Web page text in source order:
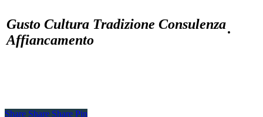
Gusto Cultura Tradizione Consulenza
Affiancamento
·
Share
Share Share Share Pin